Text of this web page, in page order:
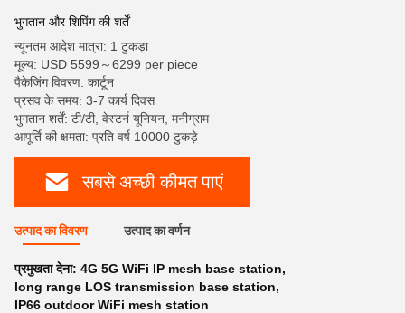
भुगतान और शिपिंग की शर्तें
न्यूनतम आदेश मात्रा: 1 टुकड़ा
मूल्य: USD 5599～6299 per piece
पैकेजिंग विवरण: कार्टून
प्रसव के समय: 3-7 कार्य दिवस
भुगतान शर्तें: टी/टी, वेस्टर्न यूनियन, मनीग्राम
आपूर्ति की क्षमता: प्रति वर्ष 10000 टुकड़े
सबसे अच्छी कीमत पाएं
उत्पाद का विवरण उत्पाद का वर्णन
प्रमुखता देना: 4G 5G WiFi IP mesh base station,
long range LOS transmission base station,
IP66 outdoor WiFi mesh station